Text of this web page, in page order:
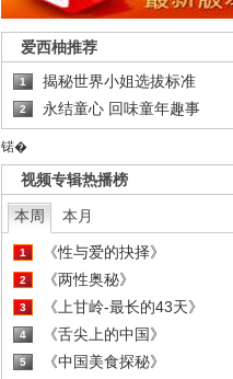
爱西柚推荐
1 揭秘世界小姐选拔标准
2 永结童心 回味童年趣事
锘�
视频专辑热播榜
本周 本月
1 《性与爱的抉择》
2 《两性奥秘》
3 《上甘岭-最长的43天》
4 《舌尖上的中国》
5 《中国美食探秘》